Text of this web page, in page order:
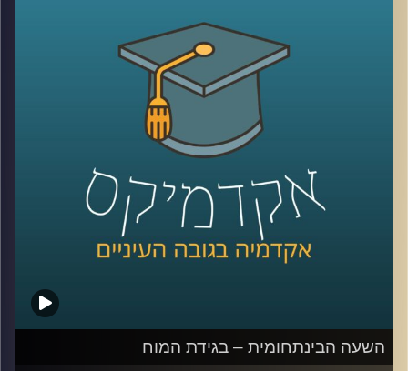
שי קלוט מארחת את ד"ר מעוז רוזנטל שיענה על כל השאלות
האלה ועוד רבות אחרות במסגרת תוכניות הספיישל שלנו
לקראת הבחירות המתקרבות.
AudioVersity
השעה הבינתחומית – בגידת המוח